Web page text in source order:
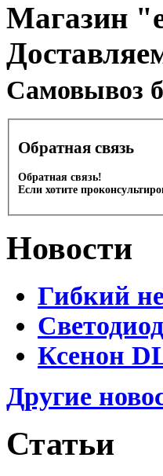
Магазин
Cамовывоз
Обратная связь
Обратная связь!
Если хотите
Новости
Гибкий
Ксенон
Другие
Статьи